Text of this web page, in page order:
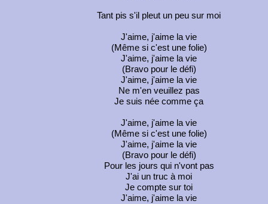
Tant pis s'il pleut un peu sur moi
J'aime, j'aime la vie
(Même si c'est une folie)
J'aime, j'aime la vie
(Bravo pour le défi)
J'aime, j'aime la vie
Ne m'en veuillez pas
Je suis née comme ça
J'aime, j'aime la vie
(Même si c'est une folie)
J'aime, j'aime la vie
(Bravo pour le défi)
Pour les jours qui n'vont pas
J'ai un truc à moi
Je compte sur toi
J'aime, j'aime la vie